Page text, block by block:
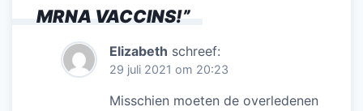
MRNA VACCINS!”
Elizabeth schreef:
29 juli 2021 om 20:23
Misschien moeten de overledenen